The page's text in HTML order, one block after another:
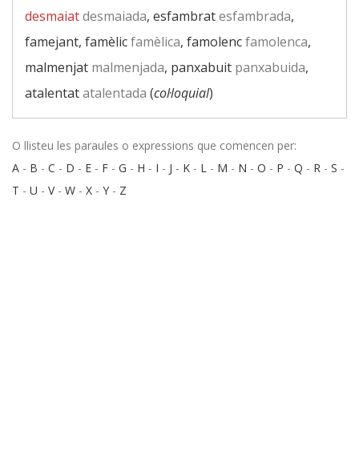
desmaiatdesmaiada, esfambratesfambrada,
famejant, famèlicfamèlica, famolencfamolenca,
malmenjat malmenjada, panxabuit panxabuida,
atalentatatalentada (col·loquial)
O llisteu les paraules o expressions que comencen per:
A - B - C - D - E - F - G - H - I - J - K - L - M - N - O - P - Q - R - S -
T - U - V- W - X - Y - Z